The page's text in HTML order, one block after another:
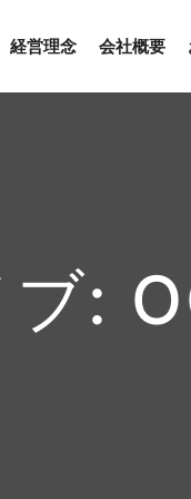
経営理念 会社概要
: